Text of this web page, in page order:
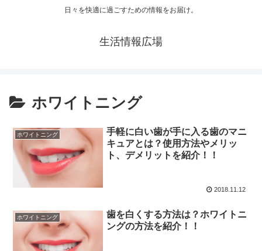
日々を快適に過ごすための情報をお届け。
生活情報広場
ホワイトニング
ホワイトニング
手軽に白い歯が手に入る歯のマニ
キュアとは？使用方法やメリッ
ト、デメリットを紹介！！
2018.11.12
ホワイトニング
歯を白くする方法は？ホワイトニ
ングの方法を紹介！！